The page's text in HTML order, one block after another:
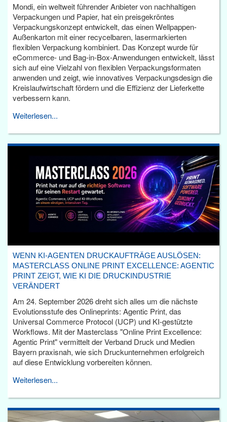
Mondi, ein weltweit führender Anbieter von nachhaltigen
Verpackungen und Papier, hat ein preisgekröntes
Verpackungskonzept entwickelt, das einen Wellpappen-
Außenkarton mit einer recycelbaren, lasermarkierten
flexiblen Verpackung kombiniert. Das Konzept wurde für
eCommerce- und Bag-in-Box-Anwendungen entwickelt, lässt
sich auf eine Vielzahl von flexiblen Verpackungsformaten
anwenden und zeigt, wie innovatives Verpackungsdesign die
Kreislaufwirtschaft fördern und die Effizienz der Lieferkette
verbessern kann.
Weiterlesen...
WENN KI-AGENTEN DRUCKAUFTRÄGE AUSLÖSEN:
MASTERCLASS ONLINE PRINT EXCELLENCE: AGENTIC
PRINT ZEIGT, WIE KI DIE DRUCKINDUSTRIE
VERÄNDERT
Am 24. September 2026 dreht sich alles um die nächste
Evolutionsstufe des Onlineprints: Agentic Print, das
Universal Commerce Protocol (UCP) und KI-gestützte
Workflows. Mit der Masterclass "Online Print Excellence:
Agentic Print" vermittelt der Verband Druck und Medien
Bayern praxisnah, wie sich Druckunternehmen erfolgreich
auf diese Entwicklung vorbereiten können.
Weiterlesen...